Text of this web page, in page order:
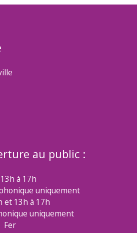
au public :
à 17h
uniquement
et 13h à 17h
uniquement
Fer